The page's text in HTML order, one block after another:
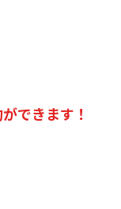
できます！